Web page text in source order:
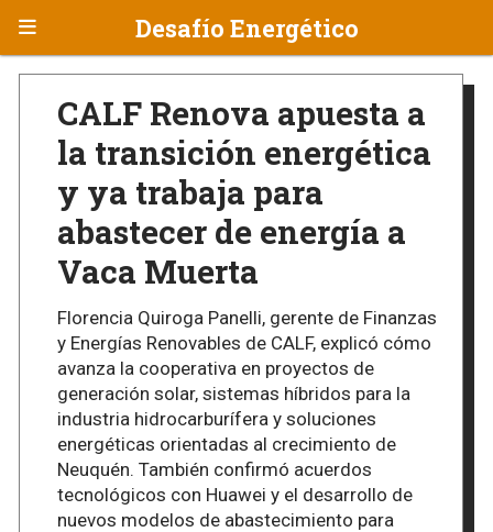
Desafío Energético
CALF Renova apuesta a
la transición energética
y ya trabaja para
abastecer de energía a
Vaca Muerta
Florencia Quiroga Panelli, gerente de Finanzas
y Energías Renovables de CALF, explicó cómo
avanza la cooperativa en proyectos de
generación solar, sistemas híbridos para la
industria hidrocarburífera y soluciones
energéticas orientadas al crecimiento de
Neuquén. También confirmó acuerdos
tecnológicos con Huawei y el desarrollo de
nuevos modelos de abastecimiento para